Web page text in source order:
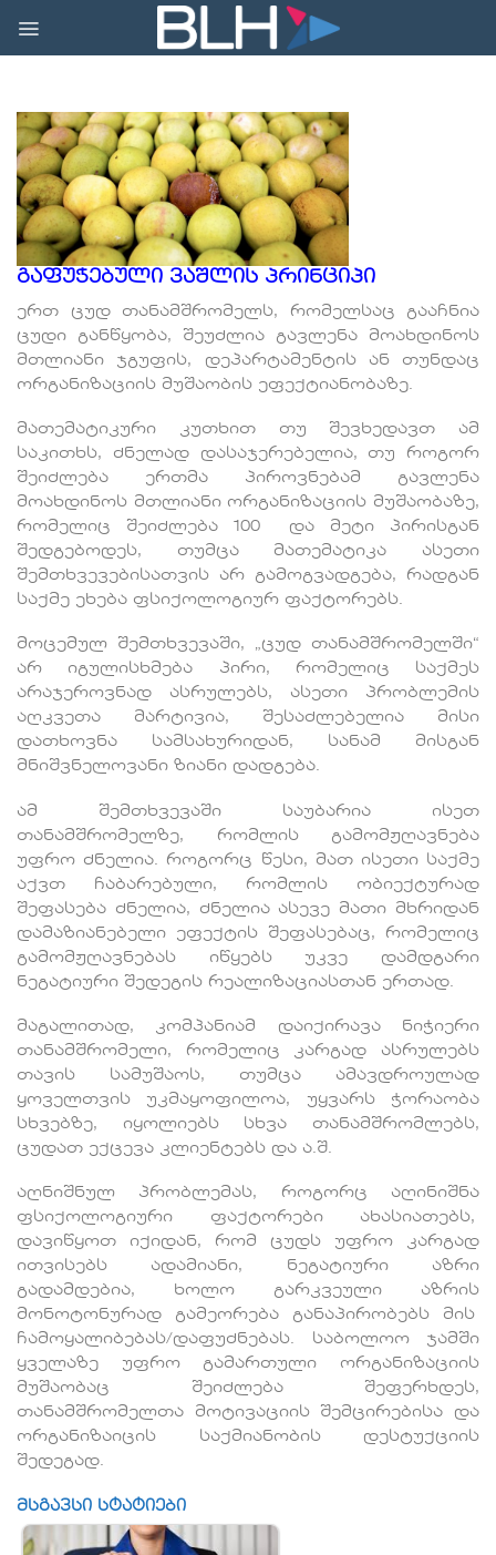
content
გაფუჭებული ვაშლის პრინციპი
ერთ ცუდ თანამშრომელს, რომელსაც გააჩნია
ცუდი განწყობა, შეუძლია გავლენა მოახდინოს
მთლიანი ჯგუფის, დეპარტამენტის ან თუნდაც
ორგანიზაციის მუშაობის ეფექტიანობაზე.
მათემატიკური კუთხით თუ შევხედავთ ამ
საკითხს, ძნელად დასაჯერებელია, თუ როგორ
შეიძლება ერთმა პიროვნებამ გავლენა
მოახდინოს მთლიანი ორგანიზაციის მუშაობაზე,
რომელიც შეიძლება 100 და მეტი პირისგან
შედგებოდეს, თუმცა მათემატიკა ასეთი
შემთხვევებისათვის არ გამოგვადგება, რადგან
საქმე ეხება ფსიქოლოგიურ ფაქტორებს.
მოცემულ შემთხვევაში, „ცუდ თანამშრომელში“
არ იგულისხმება პირი, რომელიც საქმეს
არაჯეროვნად ასრულებს, ასეთი პრობლემის
აღკვეთა მარტივია, შესაძლებელია მისი
დათხოვნა სამსახურიდან, სანამ მისგან
მნიშვნელოვანი ზიანი დადგება.
ამ შემთხვევაში საუბარია ისეთ
თანამშრომელზე, რომლის გამომჟღავნება
უფრო ძნელია. როგორც წესი, მათ ისეთი საქმე
აქვთ ჩაბარებული, რომლის ობიექტურად
შეფასება ძნელია, ძნელია ასევე მათი მხრიდან
დამაზიანებელი ეფექტის შეფასებაც, რომელიც
გამომჟღავნებას იწყებს უკვე დამდგარი
ნეგატიური შედეგის რეალიზაციასთან ერთად.
მაგალითად, კომპანიამ დაიქირავა ნიჭიერი
თანამშრომელი, რომელიც კარგად ასრულებს
თავის სამუშაოს, თუმცა ამავდროულად
ყოველთვის უკმაყოფილოა, უყვარს ჭორაობა
სხვებზე, იყოლიებს სხვა თანამშრომლებს,
ცუდათ ექცევა კლიენტებს და ა.შ.
აღნიშნულ პრობლემას, როგორც აღინიშნა
ფსიქოლოგიური ფაქტორები ახასიათებს,
დავიწყოთ იქიდან, რომ ცუდს უფრო კარგად
ითვისებს ადამიანი, ნეგატიური აზრი
გადამდებია, ხოლო გარკვეული აზრის
მონოტონურად გამეორება განაპირობებს მის
ჩამოყალიბებას/დაფუძნებას. საბოლოო ჯამში
ყველაზე უფრო გამართული ორგანიზაციის
მუშაობაც შეიძლება შეფერხდეს,
თანამშრომელთა მოტივაციის შემცირებისა და
ორგანიზაიცის საქმიანობის დესტუქციის
შედეგად.
მსგავსი სტატიები